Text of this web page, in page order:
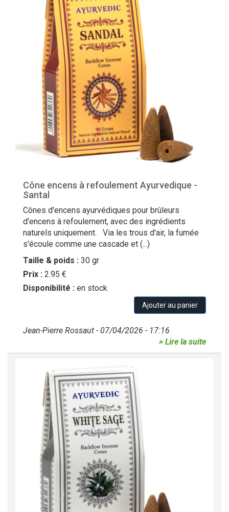
Cône encens à refoulement Ayurvedique -
Santal
Cônes d'encens ayurvédiques pour brûleurs
d'encens à refoulement, avec des ingrédients
naturels uniquement. Via les trous d'air, la fumée
s'écoule comme une cascade et (...)
Taille & poids : 30 gr
Prix : 2.95 €
Disponibilité : en stock
Ajouter au panier
Jean-Pierre Rossaut - 07/04/2026 - 17:16
> Lire la suite